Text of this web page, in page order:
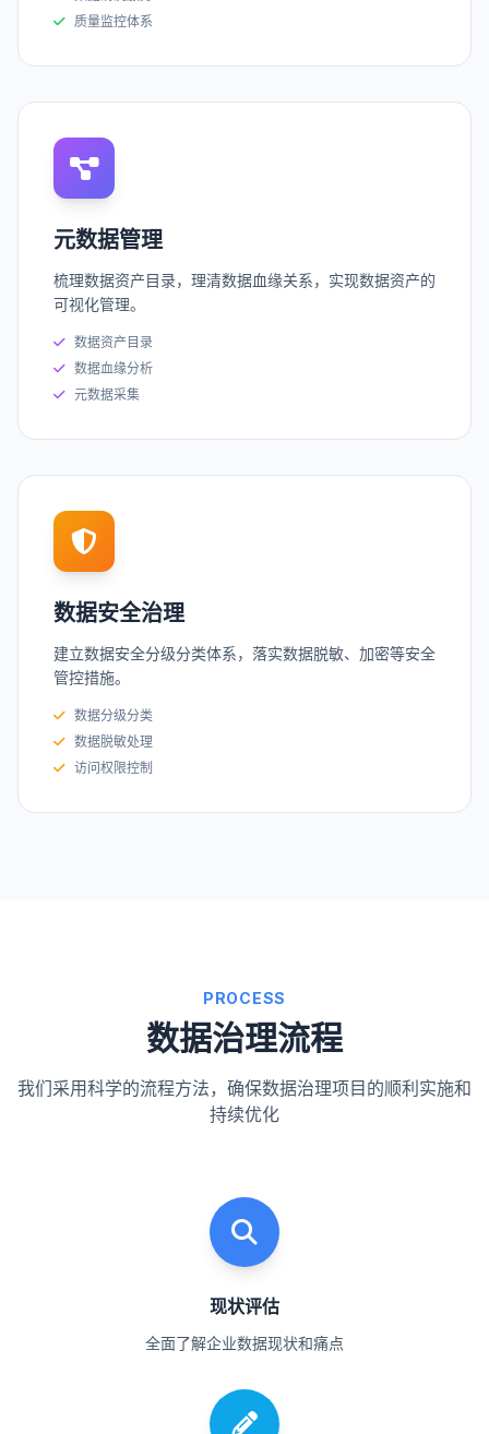
质量监控体系
元数据管理
梳理数据资产目录，理清数据血缘关系，实现数据资产的
可视化管理。
数据资产目录
数据血缘分析
元数据采集
数据安全治理
建立数据安全分级分类体系，落实数据脱敏、加密等安全
管控措施。
数据分级分类
数据脱敏处理
访问权限控制
PROCESS
数据治理流程
我们采用科学的流程方法，确保数据治理项目的顺利实施和
持续优化
现状评估
全面了解企业数据现状和痛点